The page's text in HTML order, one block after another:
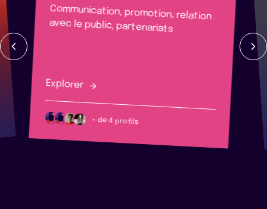
Communication, promotion, relation
avec le public, partenariats
Explorer
+ de 4 profils